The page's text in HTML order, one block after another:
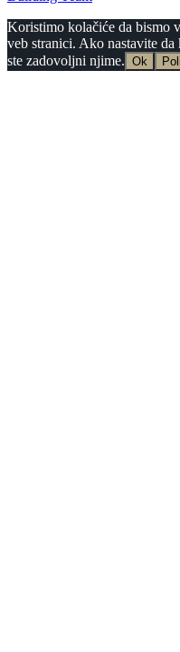
Koristimo kolačiće da bismo
veb stranici. Ako nastavite
ste zadovoljni njime. Ok